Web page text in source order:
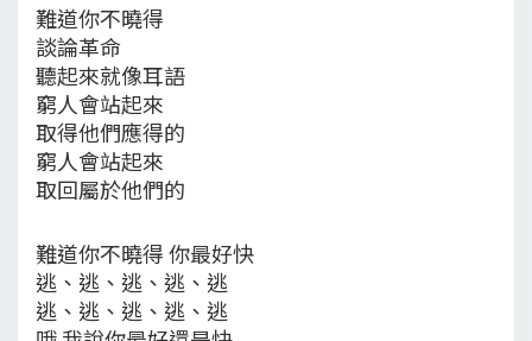
難道你不曉得
談論革命
聽起來就像耳語
窮人會站起來
取得他們應得的
窮人會站起來
取回屬於他們的
難道你不曉得 你最好快
逃、逃、逃、逃、逃
逃、逃、逃、逃、逃